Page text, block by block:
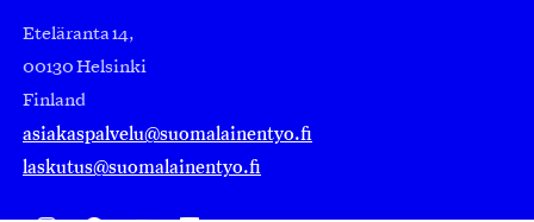
Eteläranta 14,
00130 Helsinki
Finland
asiakaspalvelu@suomalainentyo.fi
laskutus@suomalainentyo.fi